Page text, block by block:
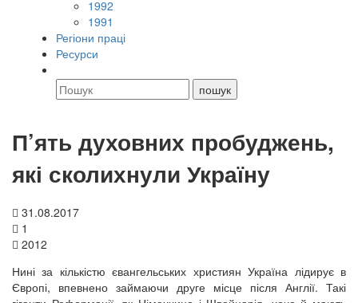
1992
1991
Регіони праці
Ресурси
П’ять духовних пробуджень,
які сколихнули Україну
31.08.2017
1
2012
Нині за кількістю євангельських християн Україна лідирує в
Європі, впевнено займаючи друге місце після Англії. Такі